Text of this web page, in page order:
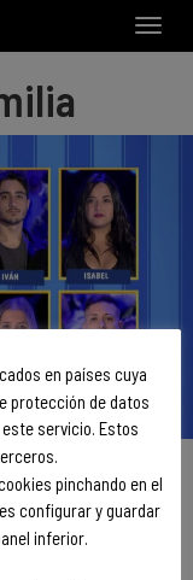
Toggle
en países cuya
protección de datos
servicio. Estos
pinchando en el
configurar y guardar
inferior.